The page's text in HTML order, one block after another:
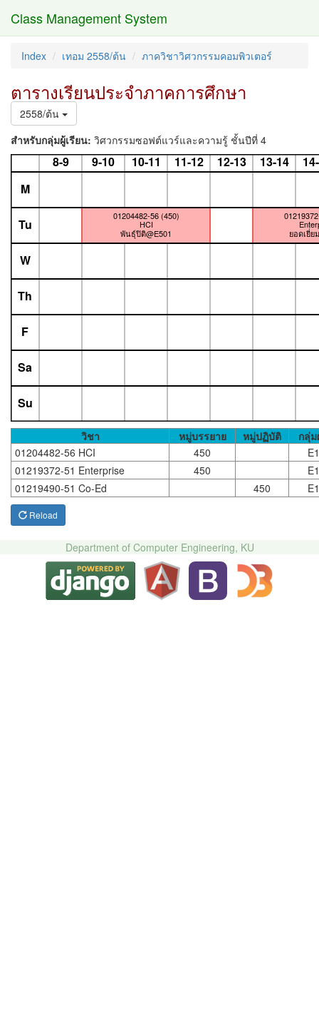
Class Management System
Index เทอม 2558/ต้น ภาควิชาวิศวกรรมคอมพิวเตอร์
ตารางเรียนประจำภาคการศึกษา
2558/ต้น
สำหรับกลุ่มผู้เรียน: วิศวกรรมซอฟต์แวร์และความรู้ ชั้นปีที่ 4
8-9 9-10 10-11 11-12 12-13 13-14
01204482-56 (450)
HCI
พันธุ์ปิติ@E501 ยอดเยี่ย
M
Tu
W
Th
F
Sa
Su
วิชา หมู่บรรยาย หมู่ปฏิบัติ
กลุ่ม
01204482-56 HCI
450
01219372-51 Enterprise
450
01219490-51 Co-Ed
450
Reload
Department of Computer Engineering, KU